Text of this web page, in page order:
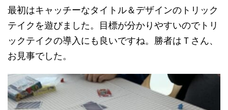
最初はキャッチーなタイトル＆デザインのトリック
テイクを遊びました。目標が分かりやすいのでトリ
ックテイクの導入にも良いですね。勝者はＴさん、
お見事でした。